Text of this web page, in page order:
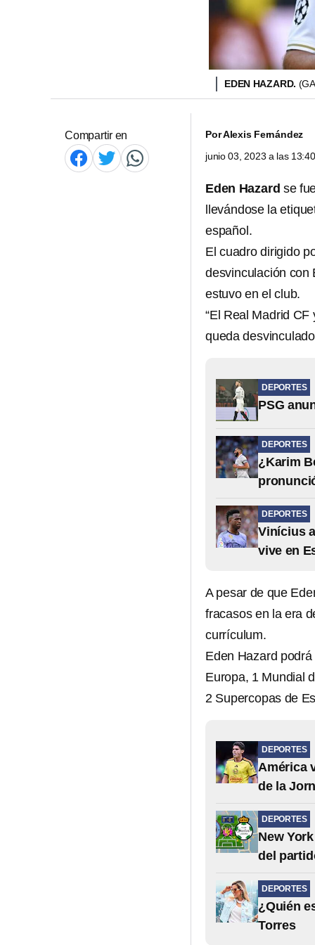
EDEN HAZARD.
Compartir en PorAlexis Fernández
junio 03, 2023 a las
Eden Hazard se
llevándose la
español.
El cuadro dirigido
desvinculación con
estuvo en el club.
“El Real Madrid
queda
DEPORTES
PSG
DEPORTES
¿Karim
DEPORTES
Vinícius
vive en
A pesar de que
fracasos en la era
currículum.
Eden Hazard
Europa, 1 Mundial
2 Supercopas de
DEPORTES
América
de la
DEPORTES
New
del
DEPORTES
¿Quién
Torres